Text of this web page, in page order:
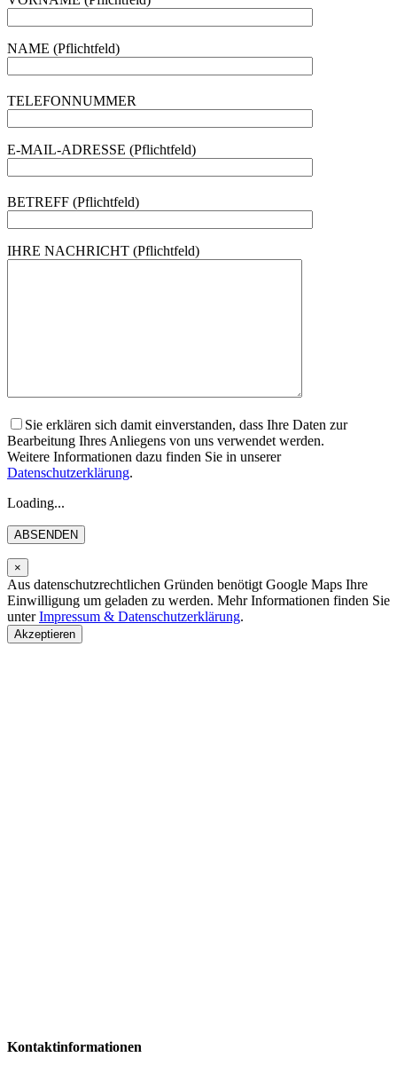
NAME (Pflichtfeld)
TELEFONNUMMER
E-MAIL-ADRESSE (Pflichtfeld)
BETREFF (Pflichtfeld)
IHRE NACHRICHT (Pflichtfeld)
Sie erklären sich damit einverstanden, dass Ihre Daten zur
Bearbeitung Ihres Anliegens von uns verwendet werden.
Weitere Informationen dazu finden Sie in unserer
Datenschutzerklärung.
Loading...
×
Aus datenschutzrechtlichen Gründen benötigt Google Maps Ihre
Einwilligung um geladen zu werden. Mehr Informationen finden Sie
unterImpressum & Datenschutzerklärung.
Akzeptieren
Kontaktinformationen